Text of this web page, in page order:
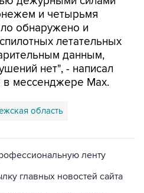
обнаружено и
летательных
данным,
нет", - написал
мессенджере Max.
область
главных новостей сайта
новости в официальном